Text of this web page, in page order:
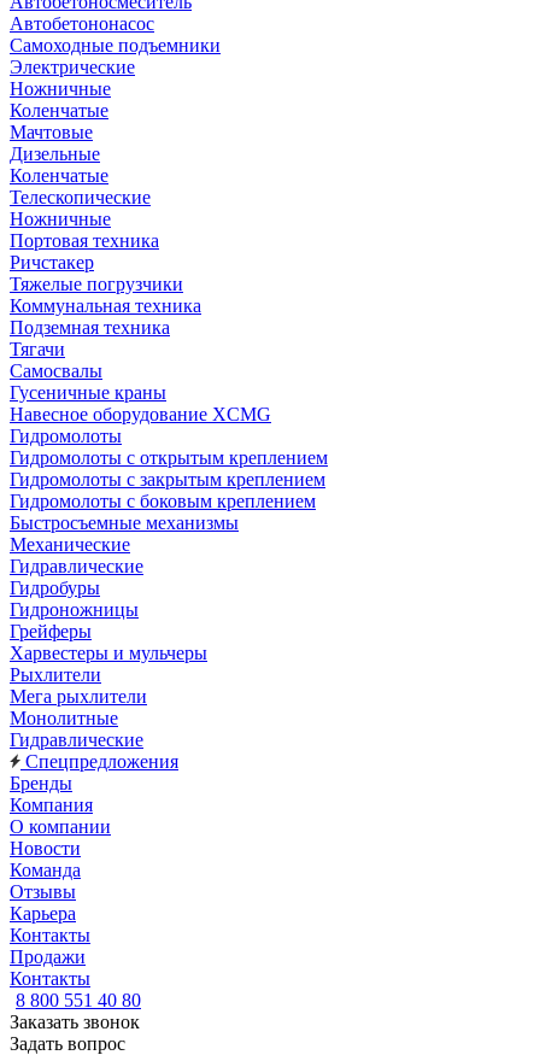
Автобетононасос
Самоходные подъемники
Электрические
Ножничные
Коленчатые
Мачтовые
Дизельные
Коленчатые
Телескопические
Ножничные
Портовая техника
Ричстакер
Тяжелые погрузчики
Коммунальная техника
Подземная техника
Тягачи
Самосвалы
Гусеничные краны
Навесное оборудование XCMG
Гидромолоты
Гидромолоты с открытым креплением
Гидромолоты с закрытым креплением
Гидромолоты с боковым креплением
Быстросъемные механизмы
Механические
Гидравлические
Гидробуры
Гидроножницы
Грейферы
Харвестеры и мульчеры
Рыхлители
Мега рыхлители
Монолитные
Гидравлические
Спецпредложения
Бренды
Компания
О компании
Новости
Команда
Отзывы
Карьера
Контакты
Продажи
Контакты
8 800 551 40 80
Заказать звонок
Задать вопрос